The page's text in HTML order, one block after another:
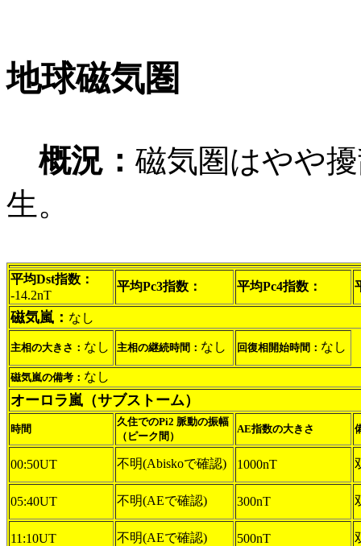
地球磁気圏
概況： 磁気圏はやや
生。
平均Dst指数：
-14.2nT
平均Pc3指数： 平均Pc4指数：
磁気嵐： なし
主相の大きさ： なし 主相の継続時間： なし 回復相開始時間： なし
磁気嵐の備考： なし
オーロラ嵐（サブストーム）
時間
久住でのPi2 脈動の振幅
（ピーク間）
AE指数の大きさ
00:50UT 不明(Abiskoで確認) 1000nT
05:40UT 不明(AEで確認) 300nT
11:10UT 不明(AEで確認) 500nT